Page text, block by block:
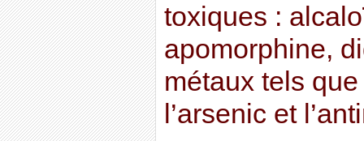
toxiques :
apomorphine,
métaux tels
l’arsenic et